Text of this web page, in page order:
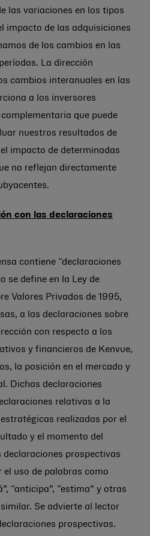
las variaciones en los tipos
impacto de las adquisiciones
de los cambios en las
La dirección
cambios interanuales en las
a los inversores
que puede
nuestros resultados de
impacto de determinadas
no reflejan directamente
con las declaraciones
contiene “declaraciones
se define en la Ley de
Valores Privados de 1995,
a las declaraciones sobre
con respecto a los
y financieros de Kenvue,
la posición en el mercado y
Dichas declaraciones
relativas a la
realizadas por el
y el momento del
declaraciones prospectivas
uso de palabras como
“anticipa”, “estima” y otras
Se advierte al lector
prospectivas.